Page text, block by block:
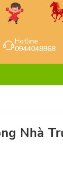
Hotline
0944048868
Nhà